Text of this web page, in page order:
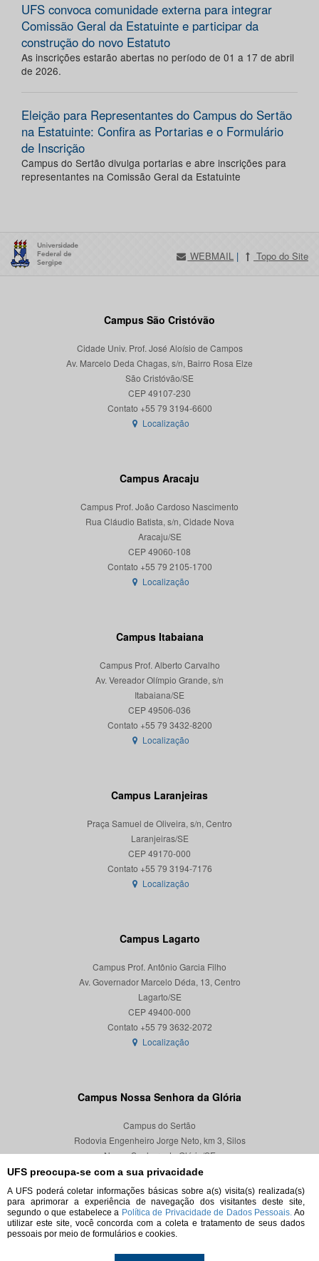
UFS preocupa-se com a sua privacidade
A UFS poderá coletar informações básicas sobre a(s) visita(s) realizada(s)
para aprimorar a experiência de navegação dos visitantes deste site,
segundo o que estabelece a Política de Privacidade de Dados Pessoais. Ao
utilizar este site, você concorda com a coleta e tratamento de seus dados
pessoais por meio de formulários e cookies.
UFS convoca comunidade externa para integrar
Comissão Geral da Estatuinte e participar da
construção do novo Estatuto
As inscrições estarão abertas no período de 01 a 17 de abril
de 2026.
Eleição para Representantes do Campus do Sertão
na Estatuinte: Confira as Portarias e o Formulário
de Inscrição
Campus do Sertão divulga portarias e abre inscrições para
representantes na Comissão Geral da Estatuinte
WEBMAIL | Topo do Site
Campus São Cristóvão
Cidade Univ. Prof. José Aloísio de Campos
Av. Marcelo Deda Chagas, s/n, Bairro Rosa Elze
São Cristóvão/SE
CEP 49107-230
Localização
Campus Aracaju
Campus Prof. João Cardoso Nascimento
Rua Cláudio Batista, s/n, Cidade Nova
Aracaju/SE
CEP 49060-108
Localização
Campus Itabaiana
Campus Prof. Alberto Carvalho
Av. Vereador Olímpio Grande, s/n
Itabaiana/SE
CEP 49506-036
Localização
Campus Laranjeiras
Praça Samuel de Oliveira, s/n, Centro
Laranjeiras/SE
CEP 49170-000
Localização
Campus Lagarto
Campus Prof. Antônio Garcia Filho
Av. Governador Marcelo Déda, 13, Centro
Lagarto/SE
CEP 49400-000
Localização
Campus Nossa Senhora da Glória
Campus do Sertão
Rodovia Engenheiro Jorge Neto, km 3, Silos
Nossa Senhora da Glória/SE
CEP 49680-000
Localização